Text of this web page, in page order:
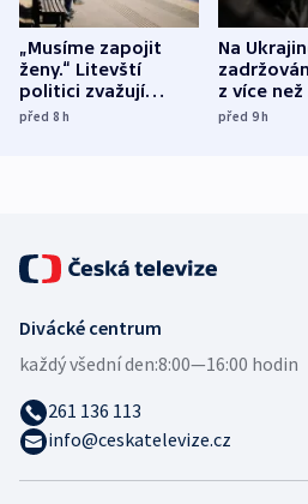
„Musíme zapojit
ženy.“ Litevští
politici zvažují
dohodu o
před 8h
Na
z více než
Bojovali
před 9h
Divácké centrum
každý všední den:8:00—16:00 hodin
261 136 113
info@ceskatelevize.cz